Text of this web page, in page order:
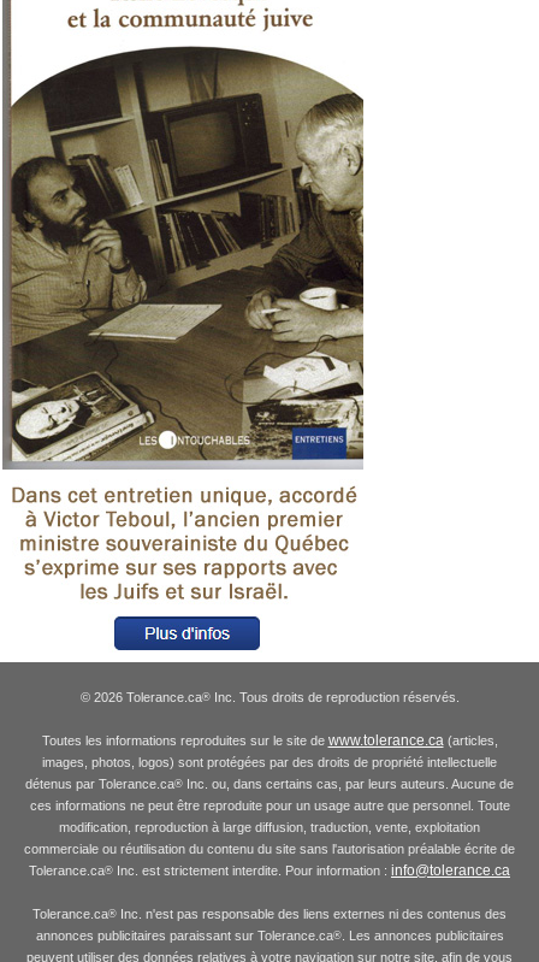
© 2026 Tolerance.ca®Inc. Tous droits de reproduction réservés.
Toutes les informations reproduites sur le site de www.tolerance.ca(articles,
images, photos, logos) sont protégées par des droits de propriété intellectuelle
détenus par Tolerance.ca® Inc. ou, dans certains cas, par leurs auteurs. Aucune de
ces informations ne peut être reproduite pour un usage autre que personnel. Toute
modification, reproduction à large diffusion, traduction, vente, exploitation
commerciale ou réutilisation du contenu du site sans l'autorisation préalable écrite de
Tolerance.ca® Inc. est strictement interdite. Pour information : info@tolerance.ca
Tolerance.ca® Inc. n'est pas responsable des liens externes ni des contenus des
annonces publicitaires paraissant sur Tolerance.ca®. Les annonces publicitaires
peuvent utiliser des données relatives à votre navigation sur notre site, afin de vous